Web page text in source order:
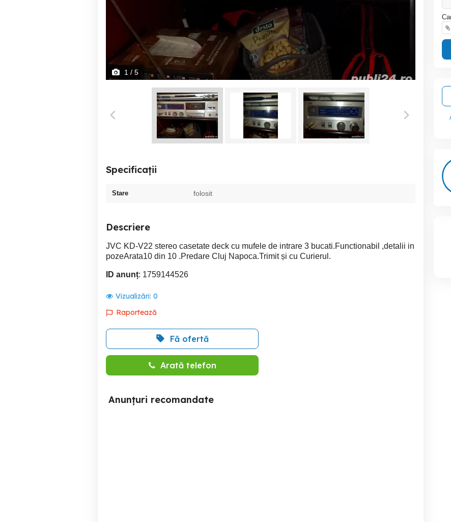
1 / 5
Specificații
Stare folosit
Descriere
JVC KD-V22 stereo casetate deck cu mufele de intrare 3 bucati.Functionabil ,detalii in
pozeArata10 din 10 .Predare Cluj Napoca.Trimit și cu Curierul.
ID anunț: 1759144526
Vizualizări: 0
Raportează
Fă ofertă
Arată telefon
Anunțuri recomandate